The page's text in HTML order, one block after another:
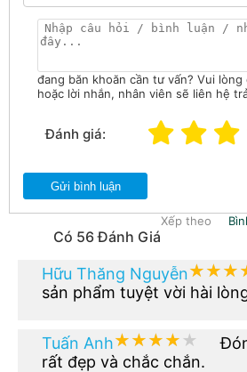
đang băn khoăn cần tư vấn? Vui
hoặc lời nhắn, nhân viên sẽ liên hệ
Đánh giá:
Gửi bình luận
Có 56 Đánh Giá
Xếp theo
Hữu Thăng Nguyễn
sản phẩm tuyệt vời hài
Tuấn Anh★★★★★
★★★★★
rất đẹp và chắc chắn.